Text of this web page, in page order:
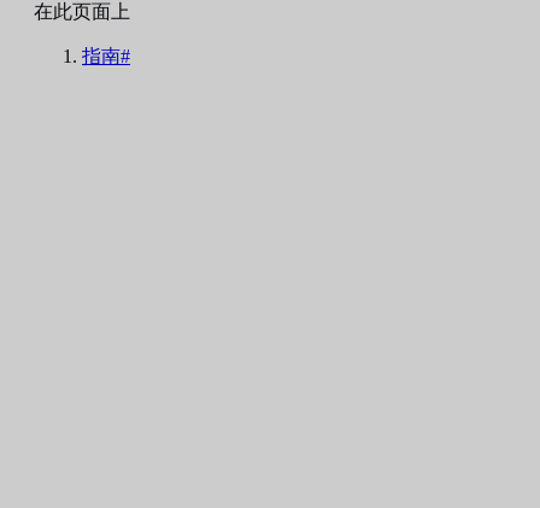
在此页面上
指南#